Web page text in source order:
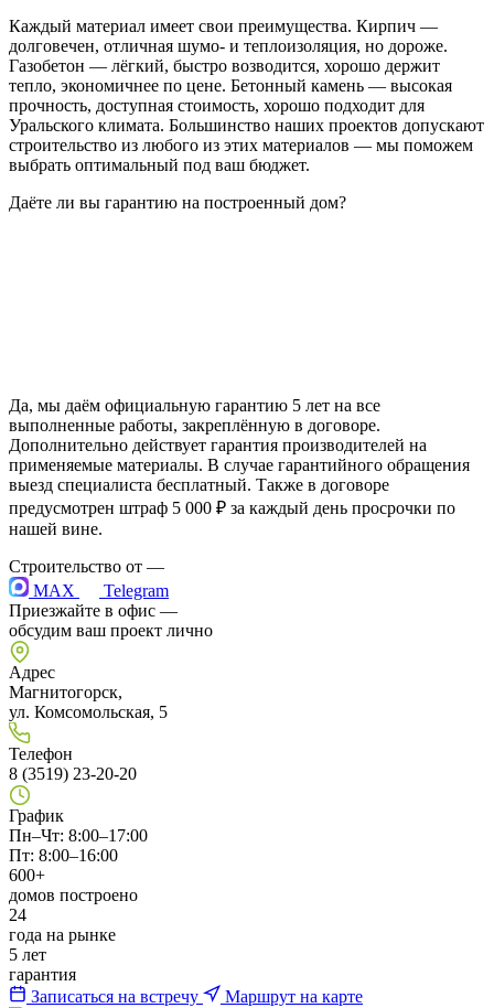
Каждый материал имеет свои преимущества. Кирпич —
долговечен, отличная шумо- и теплоизоляция, но дороже.
Газобетон — лёгкий, быстро возводится, хорошо держит
тепло, экономичнее по цене. Бетонный камень — высокая
прочность, доступная стоимость, хорошо подходит для
Уральского климата. Большинство наших проектов допускают
строительство из любого из этих материалов — мы поможем
выбрать оптимальный под ваш бюджет.
Даёте ли вы гарантию на построенный дом?
Да, мы даём официальную гарантию 5 лет на все
выполненные работы, закреплённую в договоре.
Дополнительно действует гарантия производителей на
применяемые материалы. В случае гарантийного обращения
выезд специалиста бесплатный. Также в договоре
предусмотрен штраф 5 000 ₽ за каждый день просрочки по
нашей вине.
Строительство от —
MAX
Telegram
Приезжайте в офис —
обсудим ваш проект лично
Адрес
Магнитогорск,
ул. Комсомольская, 5
Телефон
8 (3519) 23-20-20
График
Пн–Чт: 8:00–17:00
Пт: 8:00–16:00
600+
домов построено
24
года на рынке
5 лет
гарантия
Записаться на встречу
Маршрут на карте